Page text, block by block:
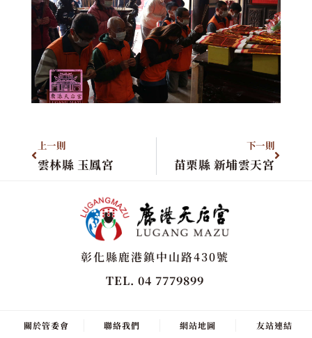
上一則
雲林縣 玉鳳宮
下一則
苗栗縣 新埔雲天宮
彰化縣鹿港鎮中山路430號
TEL. 04 7779899
關於管委會 聯絡我們 網站地圖 友站連結